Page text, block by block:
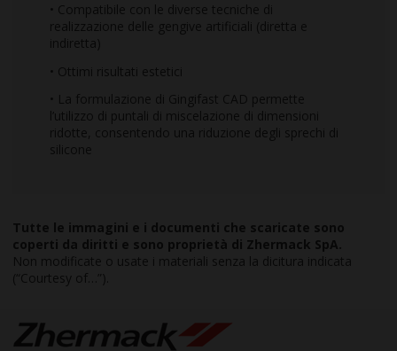
• Compatibile con le diverse tecniche di
realizzazione delle gengive artificiali (diretta e
indiretta)
• Ottimi risultati estetici
• La formulazione di Gingifast CAD permette
l’utilizzo di puntali di miscelazione di dimensioni
ridotte, consentendo una riduzione degli sprechi di
silicone
Tutte le immagini e i documenti che scaricate sono
coperti da diritti e sono proprietà di Zhermack SpA.
Non modificate o usate i materiali senza la dicitura indicata
(“Courtesy of…”).